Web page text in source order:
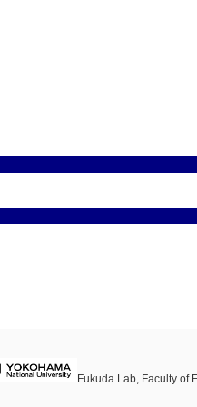
Fukuda Lab, Faculty of